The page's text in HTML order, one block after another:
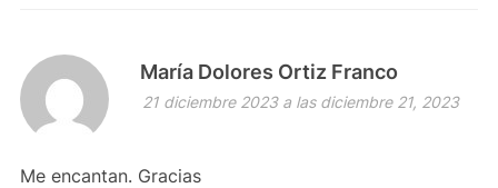
María Dolores Ortiz Franco
21 diciembre 2023 a las diciembre 21, 2023
Me encantan. Gracias